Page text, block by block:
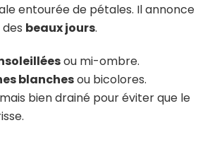
entourée de pétales. Il annonce
beaux jours.
ou mi-ombre.
blanchesou bicolores.
bien drainé pour éviter que le